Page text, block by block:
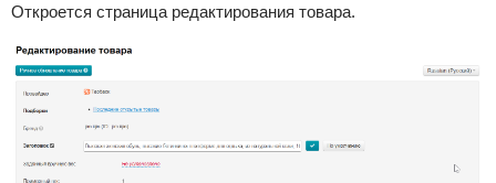
Откроется страница редактирования товара.